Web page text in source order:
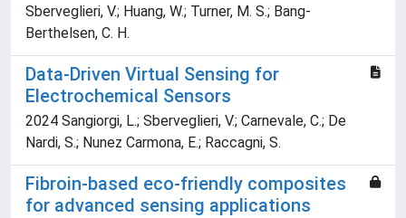
Sberveglieri, V.; Huang, W.; Turner, M. S.; Bang-
Berthelsen, C. H.
Data-Driven Virtual Sensing for
Electrochemical Sensors
2024 Sangiorgi, L.; Sberveglieri, V.; Carnevale, C.; De
Nardi, S.; Nunez Carmona, E.; Raccagni, S.
Fibroin-based eco-friendly composites
for advanced sensing applications